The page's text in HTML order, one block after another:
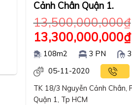
Cảnh Chân Quận 1.
13,500,000,000₫
13,300,000,000₫
108m2 3 PN
05-11-2020
TK 18/3 Nguyễn Cảnh Chân,
Quận 1, Tp HCM